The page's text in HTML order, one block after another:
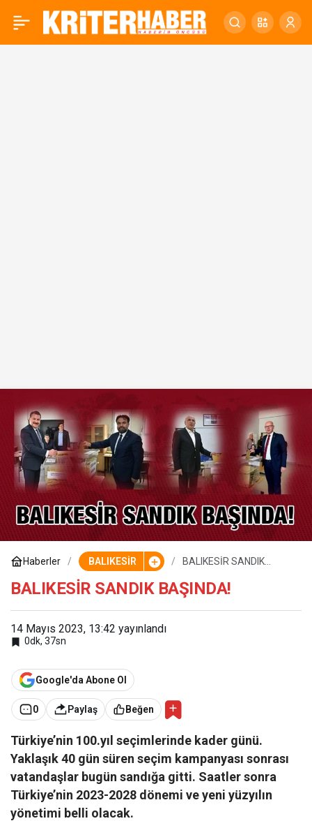
Haberler BALIKESİR
BALIKESİR SANDIK
BALIKESİR SANDIK BAŞINDA!
14 Mayıs 2023, 13:42 yayınlandı
0dk, 37sn
Google'da Abone Ol
0 Paylaş Beğen
Türkiye’nin 100.yıl seçimlerinde kader günü.
Yaklaşık 40 gün süren seçim kampanyası sonrası
vatandaşlar bugün sandığa gitti. Saatler sonra
Türkiye’nin 2023-2028 dönemi ve yeni yüzyılın
yönetimi belli olacak.
BALIKESİR SANDIK 0